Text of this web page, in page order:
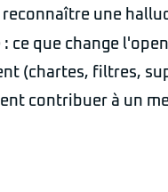
une
ce que change
(chartes, filtres,
contribuer à un